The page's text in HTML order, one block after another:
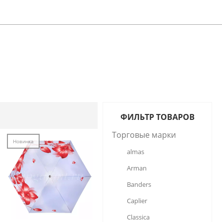
Новинка
ФИЛЬТР ТОВАРОВ
Торговые марки
almas
Arman
Banders
Caplier
Classica